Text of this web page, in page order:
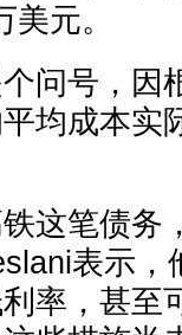
元。
号，因
均成本实
笔债务
表示，
率，甚至